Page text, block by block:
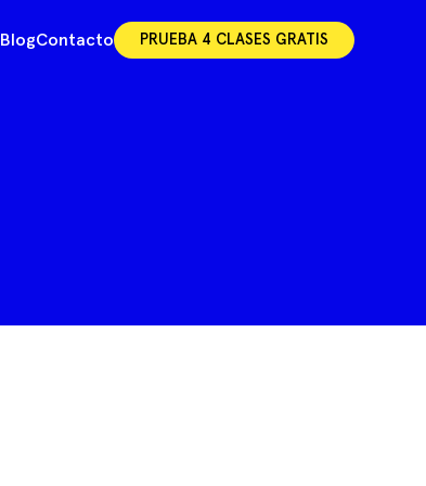
BlogContacto PRUEBA 4 CLASES GRATIS